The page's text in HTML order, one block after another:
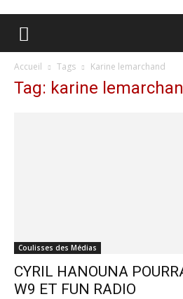
Accueil Tags Karine lemarchand
Tag: karine
Coulisses des Médias
CYRIL HANOUNA
W9 ET FUN RADIO